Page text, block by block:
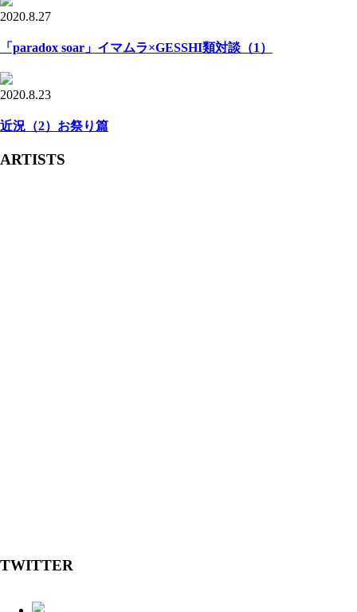
2020.8.27
「paradox soar」イマムラ×GESSHI類対談（1）
2020.8.23
近況（2）お祭り篇
ARTISTS
TWITTER